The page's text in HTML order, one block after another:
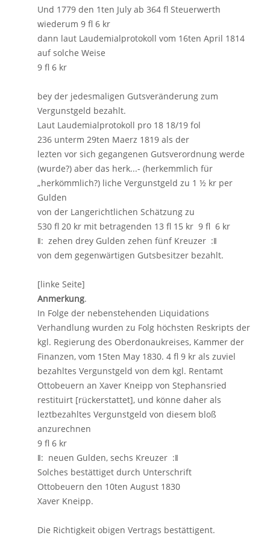
Und 1779 den 1ten July ab 364 fl Steuerwerth
wiederum 9 fl 6 kr
dann laut Laudemialprotokoll vom 16ten April 1814
auf solche Weise
9 fl 6 kr
bey der jedesmaligen Gutsveränderung zum
Vergunstgeld bezahlt.
Laut Laudemialprotokoll pro 18 18/19 fol
236 unterm 29ten Maerz 1819 als der
lezten vor sich gegangenen Gutsverordnung werde
(wurde?) aber das herk...- (herkemmlich für
„herkömmlich?) liche Vergunstgeld zu 1 ½ kr per
Gulden
von der Langerichtlichen Schätzung zu
530 fl 20 kr mit betragenden 13 fl 15 kr 9 fl 6 kr
ǁ: zehen drey Gulden zehen fünf Kreuzer :ǁ
von dem gegenwärtigen Gutsbesitzer bezahlt.
[linke Seite]
Anmerkung.
In Folge der nebenstehenden Liquidations
Verhandlung wurden zu Folg höchsten Reskripts der
kgl. Regierung des Oberdonaukreises, Kammer der
Finanzen, vom 15ten May 1830. 4 fl 9 kr als zuviel
bezahltes Vergunstgeld von dem kgl. Rentamt
Ottobeuern an Xaver Kneipp von Stephansried
restituirt [rückerstattet], und könne daher als
leztbezahltes Vergunstgeld von diesem bloß
anzurechnen
9 fl 6 kr
ǁ: neuen Gulden, sechs Kreuzer :ǁ
Solches bestättiget durch Unterschrift
Ottobeuern den 10ten August 1830
Xaver Kneipp.
Die Richtigkeit obigen Vertrags bestättigent.